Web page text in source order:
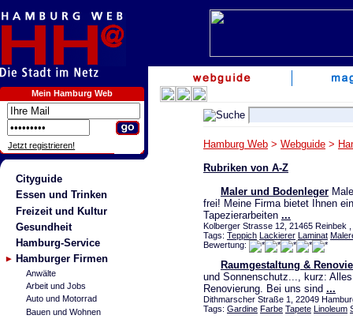
Mein Hamburg Web
Jetzt registrieren!
Cityguide
Essen und Trinken
Freizeit und Kultur
Gesundheit
Hamburg-Service
Hamburger Firmen
Anwälte
Arbeit und Jobs
Auto und Motorrad
Bauen und Wohnen
Hamburg Web > Webguide >
Rubriken von A-Z
Maler und Bodenleger
frei! Meine Firma bietet Ihnen
Tapezierarbeiten ...
Kolberger Strasse 12, 21465 Reinbek
Tags: Teppich Lackierer Laminat
Bewertung:
Raumgestaltung &
und Sonnenschutz..., kurz:
Renovierung. Bei uns sind ...
Dithmarscher Straße 1, 22049
Tags: Gardine Farbe Tapete Linoleum